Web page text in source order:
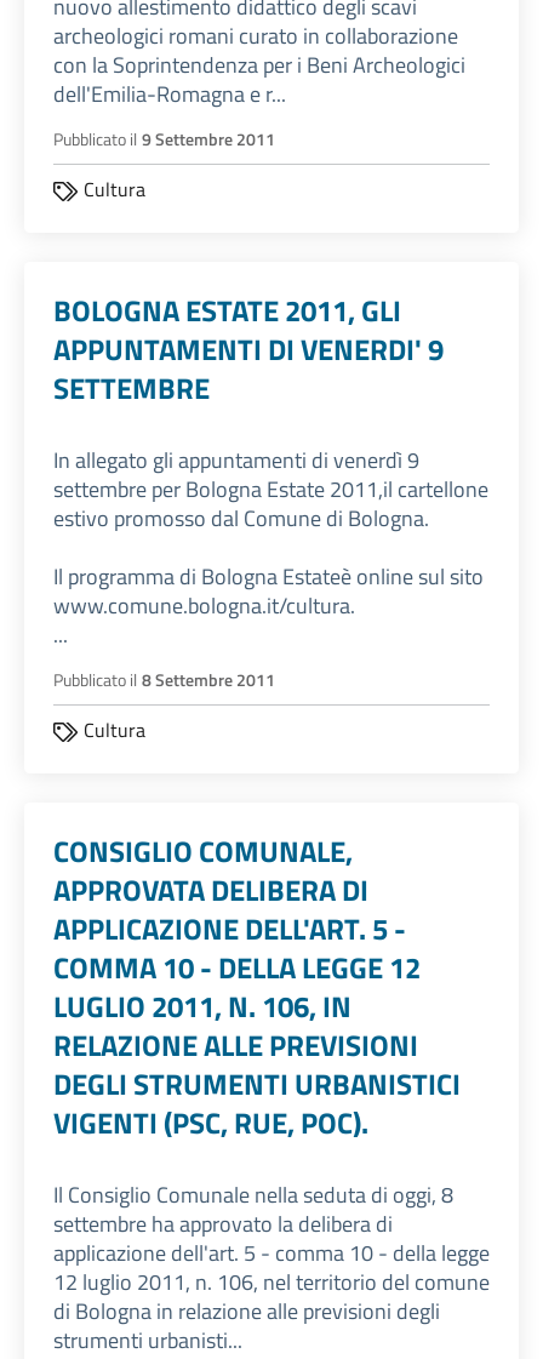
nuovo allestimento didattico degli scavi
archeologici romani curato in collaborazione
con la Soprintendenza per i Beni Archeologici
dell'Emilia-Romagna e r...
Pubblicato il 9 Settembre 2011
Cultura
BOLOGNA ESTATE 2011, GLI
APPUNTAMENTI DI VENERDI' 9
SETTEMBRE
In allegato gli appuntamenti di venerdì 9
settembre per Bologna Estate 2011,il cartellone
estivo promosso dal Comune di Bologna.
Il programma di Bologna Estateè online sul sito
www.comune.bologna.it/cultura.
...
Pubblicato il 8 Settembre 2011
Cultura
CONSIGLIO COMUNALE,
APPROVATA DELIBERA DI
APPLICAZIONE DELL'ART. 5 -
COMMA 10 - DELLA LEGGE 12
LUGLIO 2011, N. 106, IN
RELAZIONE ALLE PREVISIONI
DEGLI STRUMENTI URBANISTICI
VIGENTI (PSC, RUE, POC).
Il Consiglio Comunale nella seduta di oggi, 8
settembre ha approvato la delibera di
applicazione dell'art. 5 - comma 10 - della legge
12 luglio 2011, n. 106, nel territorio del comune
di Bologna in relazione alle previsioni degli
strumenti urbanisti...